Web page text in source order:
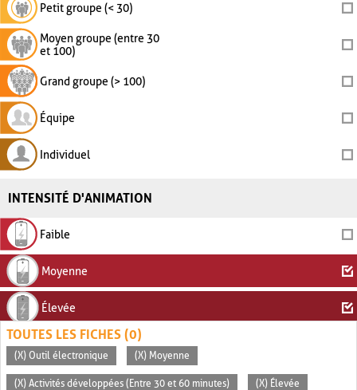
Petit groupe (< 30)
Moyen groupe (entre 30
et 100)
Grand groupe (> 100)
Équipe
Individuel
INTENSITÉ D'ANIMATION
Faible
Moyenne
Élevée
TOUTES LES FICHES (0)
(X) Outil électronique (X) Moyenne
(X) Activités développées (Entre 30 et 60 minutes) (X) Élevée